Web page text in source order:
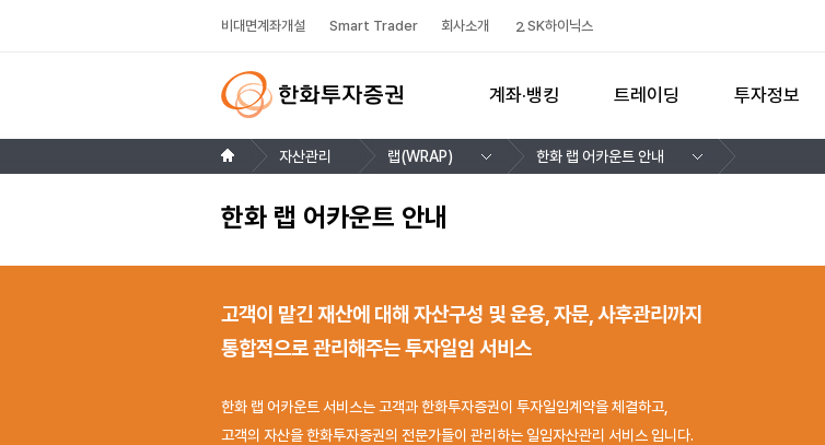
비대면계좌개설 Smart Trader 회사소개
계좌·뱅킹 트레이딩 투자정보
자산관리 랩(WRAP) 한화 랩 어카운트 안내
한화 랩 어카운트 안내
고객이 맡긴 재산에 대해 자산구성 및 운용, 자문, 사후관리까지
통합적으로 관리해주는 투자일임 서비스
한화 랩 어카운트 서비스는 고객과 한화투자증권이 투자일임계약을 체결하고,
고객의 자산을 한화투자증권의 전문가들이 관리하는 일임자산관리 서비스 입니다.